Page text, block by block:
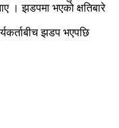
। झडपमा भएको क्षतिबारे
झडप भएपछि